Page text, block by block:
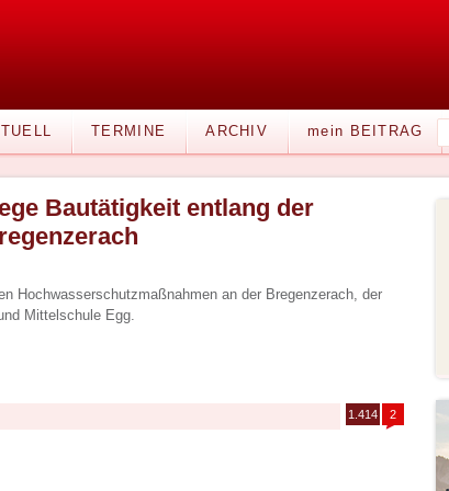
TERMINE ARCHIV mein BEITRAG
Bautätigkeit entlang der
Hochwasserschutzmaßnahmen an der Bregenzerach, der
Mittelschule Egg.
1.414 2